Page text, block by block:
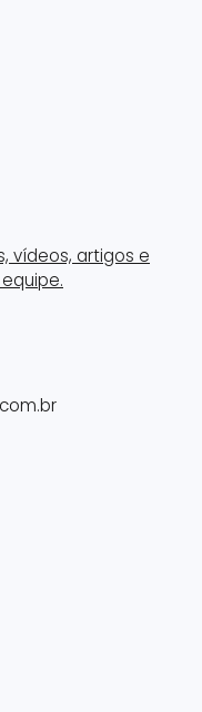
vídeos, artigos e